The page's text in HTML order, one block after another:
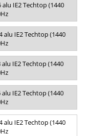
alu IE2 Techtop (1440
alu IE2 Techtop (1440
alu IE2 Techtop (1440
alu IE2 Techtop (1440
alu IE2 Techtop (1440